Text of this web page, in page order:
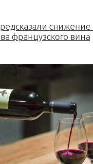
снижение
французского вина